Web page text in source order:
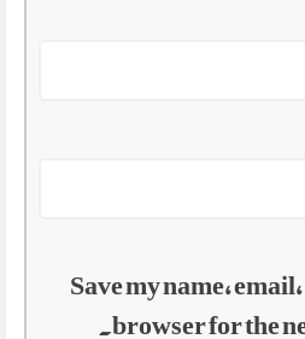
Save my name,
browser for the